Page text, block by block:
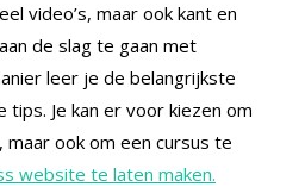
video’s, maar ook kant en
de slag te gaan met
leer je de belangrijkste
Je kan er voor kiezen om
ook om een cursus te
website te laten maken.